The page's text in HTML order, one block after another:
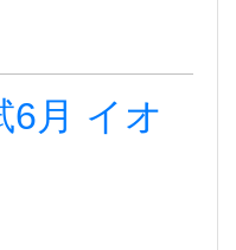
6月 イオ